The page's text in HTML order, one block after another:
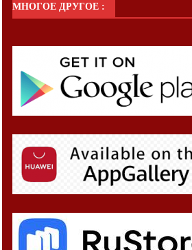
МНОГОЕ ДРУГОЕ :